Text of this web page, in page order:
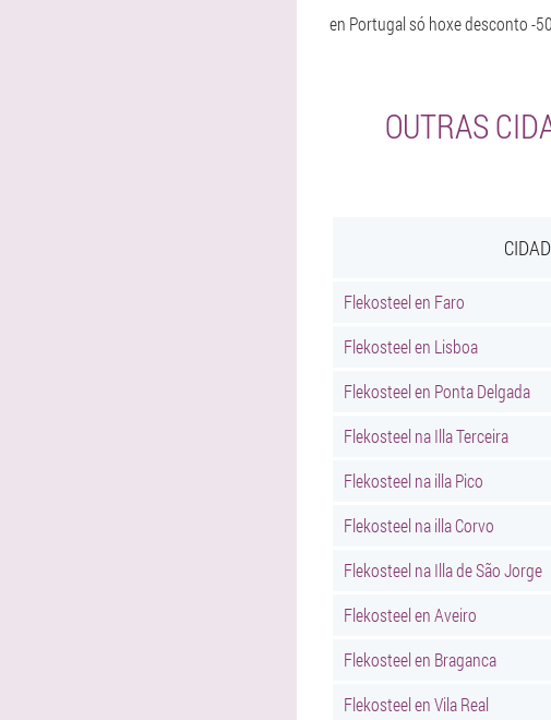
en Portugal só hoxe desconto -
OUTRAS
Flekosteel en Faro
Flekosteel en Lisboa
Flekosteel en Ponta Delgada
Flekosteel na Illa Terceira
Flekosteel na illa Pico
Flekosteel na illa Corvo
Flekosteel na Illa de São Jorge
Flekosteel en Aveiro
Flekosteel en Braganca
Flekosteel en Vila Real